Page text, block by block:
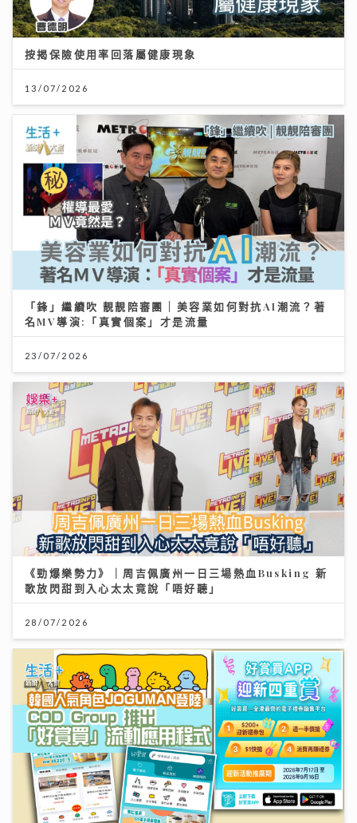
按揭保險使用率回落屬健康現象
13/07/2026
「鋒」繼續吹 靚靚陪審團 | 美容業如何對抗AI潮流？著
名MV導演:「真實個案」才是流量
23/07/2026
《勁爆樂勢力》｜周吉佩廣州一日三場熱血Busking 新
歌放閃甜到入心太太竟說「唔好聽」
28/07/2026